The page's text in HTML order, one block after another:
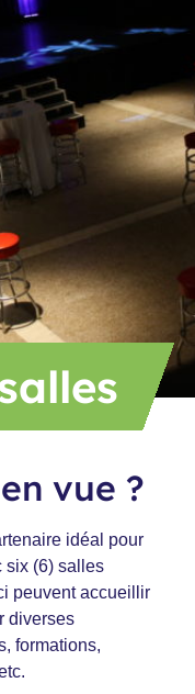
vue ?
idéal pour
six (6) salles
peuvent accueillir
diverses
formations,